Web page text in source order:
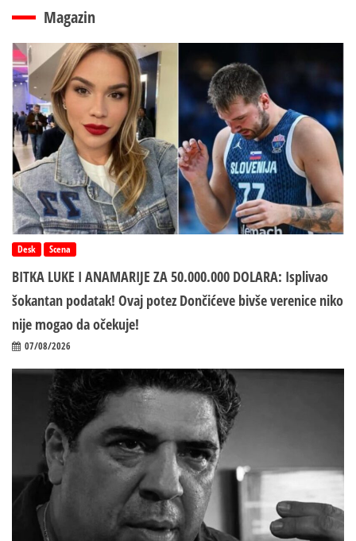
Magazin
Desk Scena
BITKA LUKE I ANAMARIJE ZA 50.000.000 DOLARA: Isplivao
šokantan podatak! Ovaj potez Dončićeve bivše verenice niko
nije mogao da očekuje!
07/08/2026